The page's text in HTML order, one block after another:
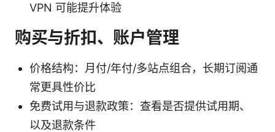
VPN 可能提升体验
购买与折扣、账户管理
价格结构：月付/年付/多站点组合，长期订阅通
常更具性价比
免费试用与退款政策：查看是否提供试用期、
以及退款条件